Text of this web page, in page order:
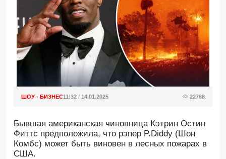
ШОУ - БИЗНЕС11:32 / 14.01.2025 22768
Бывшая американская чиновница Кэтрин Остин
Фиттс предположила, что рэпер P.Diddy (Шон
Комбс) может быть виновен в лесных пожарах в
США.